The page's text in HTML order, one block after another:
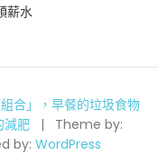
薪水
合」，早餐的垃圾食物
減肥
Theme by:
by: WordPress